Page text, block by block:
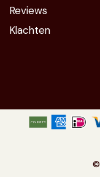
Reviews
Klachten
©